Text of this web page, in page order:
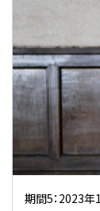
期間5：2023年